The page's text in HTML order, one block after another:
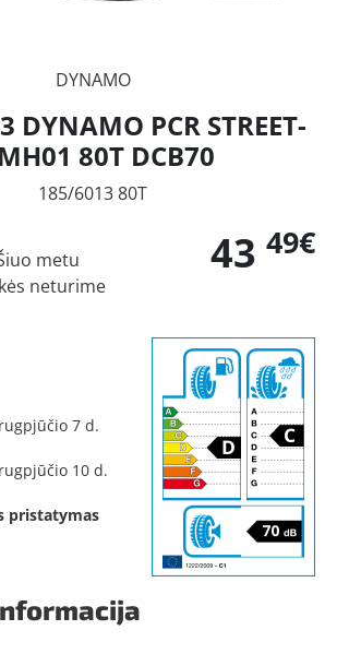
DYNAMO
DYNAMO PCR STREET-
80T DCB70
185/6013 80T
43 49€
metu
neturime
7 d.
10 d.
pristatymas